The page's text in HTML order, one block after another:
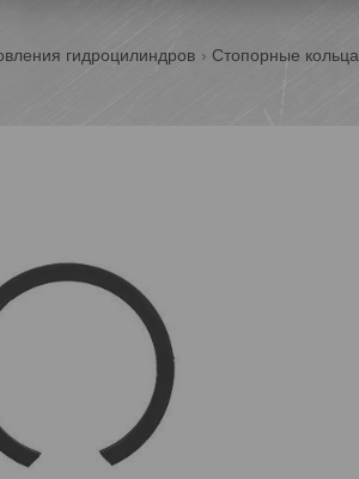
гидроцилиндров Стопорные кольца